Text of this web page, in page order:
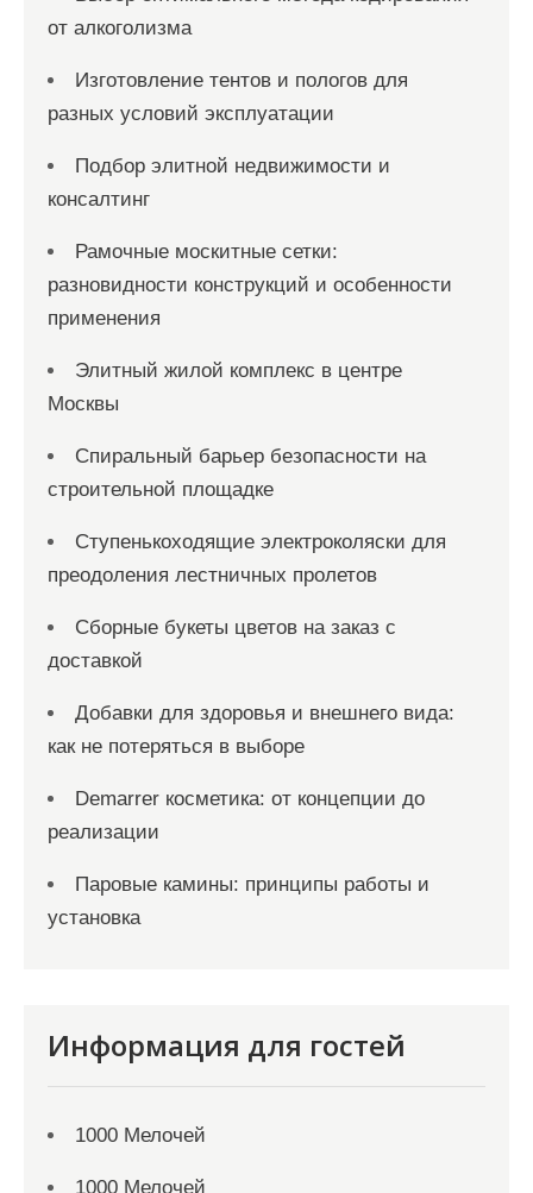
от алкоголизма
Изготовление тентов и пологов для
разных условий эксплуатации
Подбор элитной недвижимости и
консалтинг
Рамочные москитные сетки:
разновидности конструкций и особенности
применения
Элитный жилой комплекс в центре
Москвы
Спиральный барьер безопасности на
строительной площадке
Ступенькоходящие электроколяски для
преодоления лестничных пролетов
Сборные букеты цветов на заказ с
доставкой
Добавки для здоровья и внешнего вида:
как не потеряться в выборе
Demarrer косметика: от концепции до
реализации
Паровые камины: принципы работы и
установка
Информация для гостей
1000 Мелочей
1000 Мелочей